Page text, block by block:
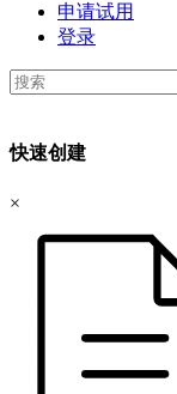
申请试用
登录
快速创建
×